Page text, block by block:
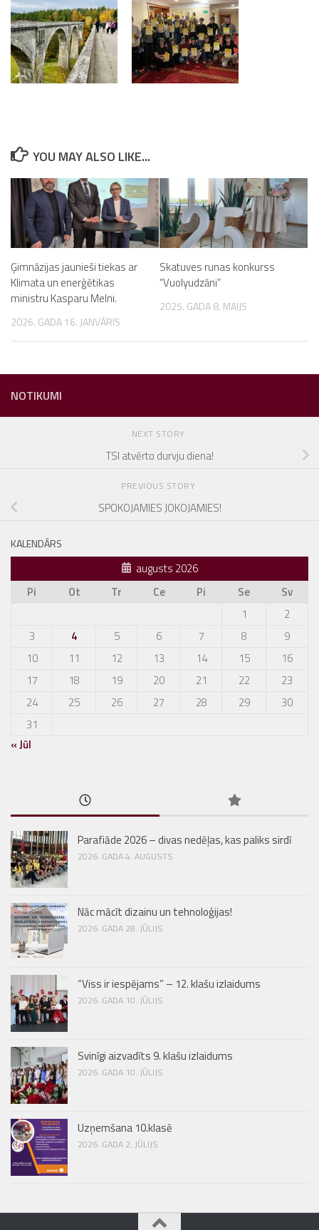
YOU MAY ALSO LIKE...
Ģimnāzijas jaunieši tiekas ar
Klimata un enerģētikas
ministru Kasparu Melni.
2026. GADA 16. JANVĀRIS
Skatuves runas konkurss
“Vuolyudzāni”
2025. GADA 8. MAIJS
NOTIKUMI
NEXT STORY
TSI atvērto durvju diena!
PREVIOUS STORY
SPOKOJAMIES JOKOJAMIES!
KALENDĀRS
augusts 2026
Pi
Ot Tr Ce Pi Se
Sv
1
2
3
4 5 6 7 8
9
10
11 12 13 14 15
16
17
18 19 20 21 22
23
24
25 26 27 28 29
30
31
« Jūl
Parafiāde 2026 – divas nedēļas, kas paliks sirdī
2026. GADA 4. AUGUSTS
Nāc mācīt dizainu un tehnoloģijas!
2026. GADA 28. JŪLIJS
“Viss ir iespējams” – 12. klašu izlaidums
2026. GADA 10. JŪLIJS
Svinīgi aizvadīts 9. klašu izlaidums
2026. GADA 10. JŪLIJS
Uzņemšana 10.klasē
2026. GADA 2. JŪLIJS